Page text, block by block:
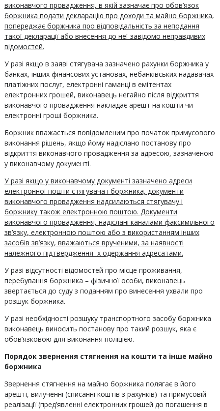
виконавчого провадження, в якій зазначає про обов’язок
боржника подати декларацію про доходи та майно боржника,
попереджає боржника про відповідальність за неподання
такої декларації або внесення до неї завідомо неправдивих
відомостей.
У разі якщо в заяві стягувача зазначено рахунки боржника у
банках, інших фінансових установах, небанківських надавачах
платіжних послуг, електронні гаманці в емітентах
електронних грошей, виконавець негайно після відкриття
виконавчого провадження накладає арешт на кошти чи
електронні гроші боржника.
Боржник вважається повідомленим про початок примусового
виконання рішень, якщо йому надіслано постанову про
відкриття виконавчого провадження за адресою, зазначеною
у виконавчому документі.
У разі якщо у виконавчому документі зазначено адреси
електронної пошти стягувача і боржника, документи
виконавчого провадження надсилаються стягувачу і
боржнику також електронною поштою. Документи
виконавчого провадження, надіслані каналами факсимільного
зв’язку, електронною поштою або з використанням інших
засобів зв’язку, вважаються врученими, за наявності
належного підтвердження їх одержання адресатами.
У разі відсутності відомостей про місце проживання,
перебування боржника – фізичної особи, виконавець
звертається до суду з поданням про винесення ухвали про
розшук боржника.
У разі необхідності розшуку транспортного засобу боржника
виконавець виносить постанову про такий розшук, яка є
обов’язковою для виконання поліцією.
Порядок звернення стягнення на кошти та інше майно
боржника
Звернення стягнення на майно боржника полягає в його
арешті, вилученні (списанні коштів з рахунків) та примусовій
реалізації (пред’явленні електронних грошей до погашення в